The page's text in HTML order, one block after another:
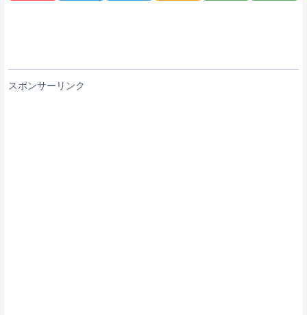
スポンサーリンク